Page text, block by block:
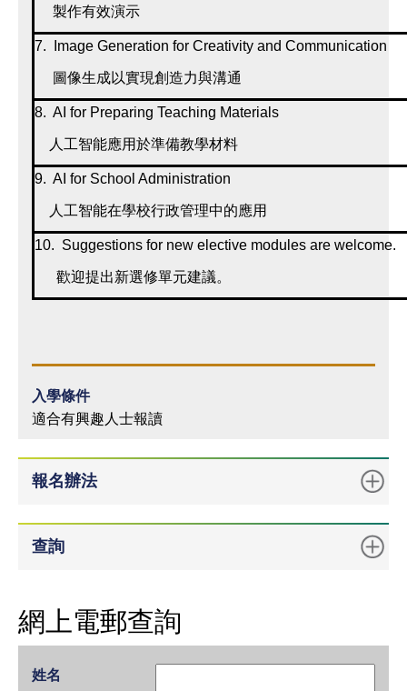
製作有效演示
7. Image Generation for Creativity and Communication
圖像生成以實現創造力與溝通
8. AI for Preparing Teaching Materials
人工智能應用於準備教學材料
9. AI for School Administration
人工智能在學校行政管理中的應用
10. Suggestions for new elective modules are welcome.
歡迎提出新選修單元建議。
入學條件
適合有興趣人士報讀
報名辦法
查詢
網上電郵查詢
姓名